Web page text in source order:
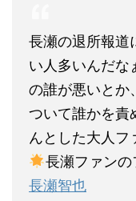
長瀬の退所報道
い人多いんだな
の誰が悪いとか
ついて誰かを責
んとした大人フ
長瀬ファン
長瀬智也